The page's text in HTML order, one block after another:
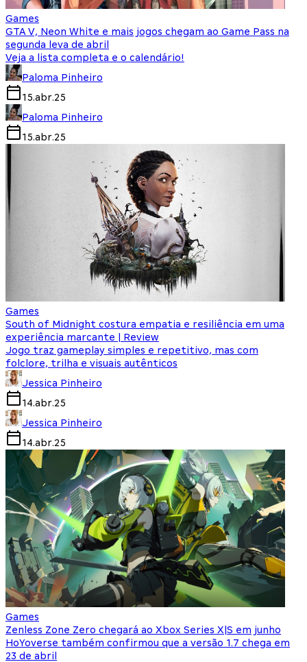
Games
GTA V, Neon White e mais jogos chegam ao Game Pass na
segunda leva de abril
Veja a lista completa e o calendário!
Paloma Pinheiro
15.abr.25
Paloma Pinheiro
15.abr.25
Games
South of Midnight costura empatia e resiliência em uma
experiência marcante | Review
Jogo traz gameplay simples e repetitivo, mas com
folclore, trilha e visuais autênticos
Jessica Pinheiro
14.abr.25
Jessica Pinheiro
14.abr.25
Games
Zenless Zone Zero chegará ao Xbox Series X|S em junho
HoYoverse também confirmou que a versão 1.7 chega em
23 de abril